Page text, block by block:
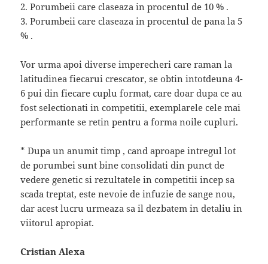
2. Porumbeii care claseaza in procentul de 10 % .
3. Porumbeii care claseaza in procentul de pana la 5
% .
Vor urma apoi diverse imperecheri care raman la
latitudinea fiecarui crescator, se obtin intotdeuna 4-
6 pui din fiecare cuplu format, care doar dupa ce au
fost selectionati in competitii, exemplarele cele mai
performante se retin pentru a forma noile cupluri.
* Dupa un anumit timp , cand aproape intregul lot
de porumbei sunt bine consolidati din punct de
vedere genetic si rezultatele in competitii incep sa
scada treptat, este nevoie de infuzie de sange nou,
dar acest lucru urmeaza sa il dezbatem in detaliu in
viitorul apropiat.
Cristian Alexa